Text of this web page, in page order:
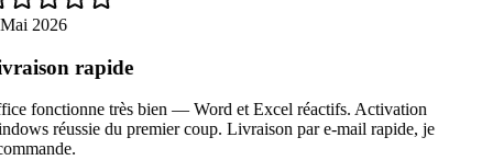
2026
rapide
fonctionne très bien — Word et Excel réactifs. Activation
réussie du premier coup. Livraison par e-mail rapide, je